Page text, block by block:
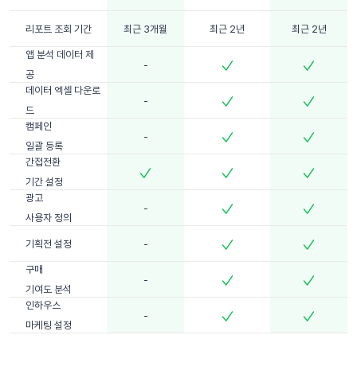
리포트 조회 기간 최근 3개월 최근 2년 최근 2년
앱 분석 데이터 제
공
-
데이터 엑셀 다운로
드
-
캠페인
일괄 등록
-
간접전환
기간 설정
광고
사용자 정의
-
기획전 설정 -
구매
기여도 분석
-
인하우스
마케팅 설정
-